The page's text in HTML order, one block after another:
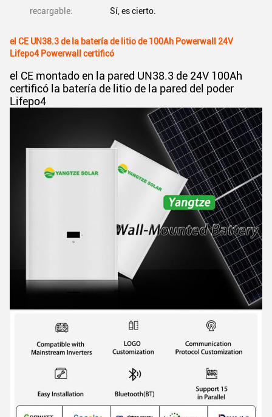
recargable: Sí, es cierto.
el CE UN38.3 de la batería de litio de 100Ah Powerwall 24V
Lifepo4 Powerwall certificó
el CE montado en la pared UN38.3 de 24V 100Ah
certificó la batería de litio de la pared del poder
Lifepo4